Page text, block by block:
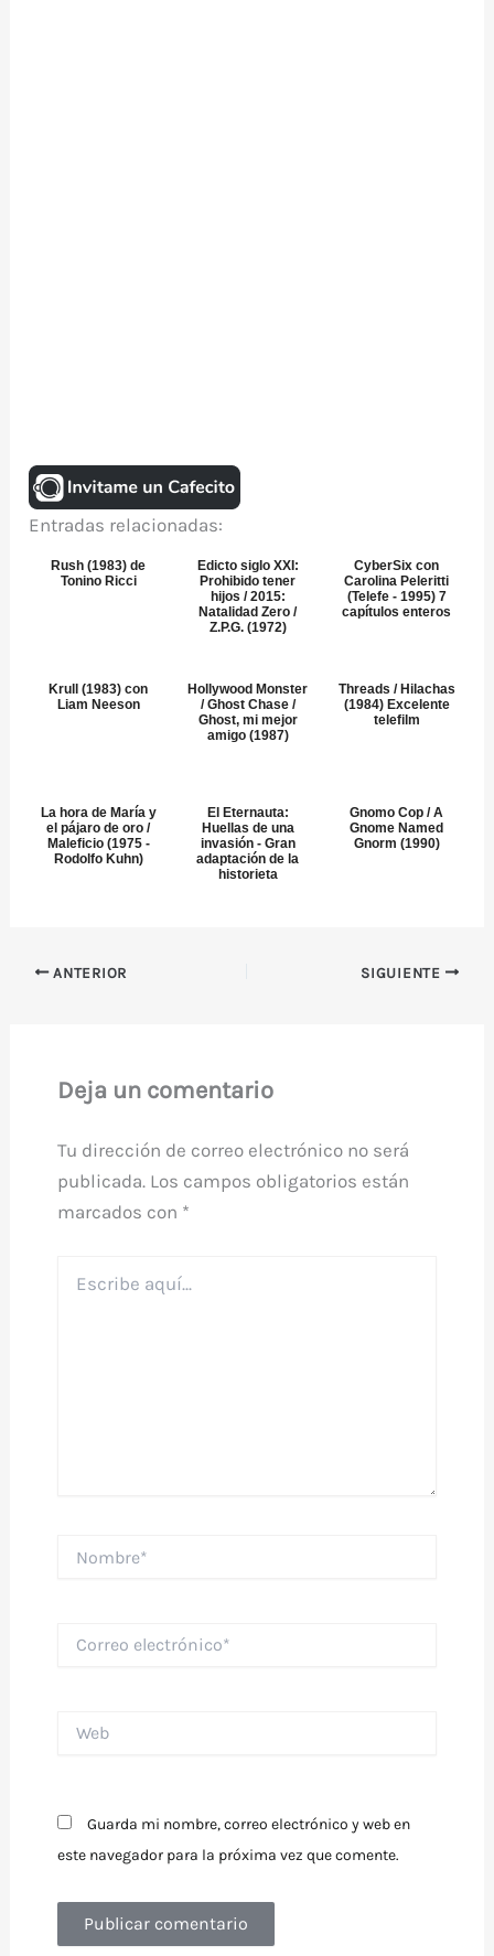
Entradas relacionadas:
Rush (1983) de
Tonino Ricci
Edicto siglo XXI:
Prohibido tener
hijos / 2015:
Natalidad Zero /
Z.P.G. (1972)
CyberSix con
Carolina Peleritti
(Telefe - 1995) 7
capítulos enteros
Krull (1983) con
Liam Neeson
Hollywood Monster
/ Ghost Chase /
Ghost, mi mejor
amigo (1987)
Threads / Hilachas
(1984) Excelente
telefilm
La hora de María y
el pájaro de oro /
Maleficio (1975 -
Rodolfo Kuhn)
El Eternauta:
Huellas de una
invasión - Gran
adaptación de la
historieta
Gnomo Cop / A
Gnome Named
Gnorm (1990)
ANTERIOR SIGUIENTE
Deja un comentario
Tu dirección de correo electrónico no será
publicada. Los campos obligatorios están
marcados con *
aquí...
electrónico*
Guarda mi nombre, correo electrónico y web en
este navegador para la próxima vez que comente.